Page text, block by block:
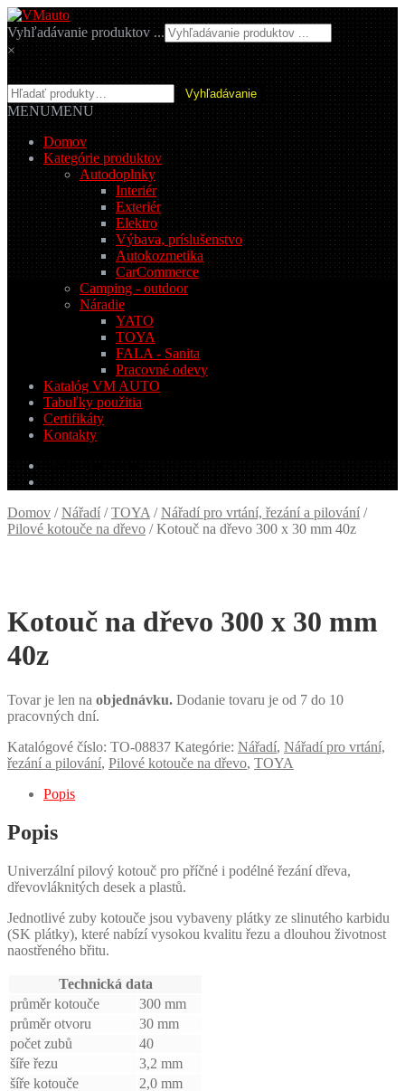
Preskočiť
na
navigáciu
Preskočiť
na
obsah
Vyhľadávanie produktov ...
×
Hľadať: Vyhľadávanie
MENUMENU
Domov
Kategórie produktov
Autodoplnky
Interiér
Exteriér
Elektro
Výbava, príslušenstvo
Autokozmetika
CarCommerce
Camping - outdoor
Náradie
YATO
TOYA
FALA - Sanita
Pracovné odevy
Katalóg VM AUTO
Tabuľky použitia
Certifikáty
Kontakty
0.00 € 0 produktov
Domov /Nářadí /TOYA /Nářadí pro vrtání, řezání a pilování /
Pilové kotouče na dřevo /Kotouč na dřevo 300 x 30 mm 40z
Kotouč na dřevo 300 x 30 mm
40z
Tovar je len na objednávku. Dodanie tovaru je od 7 do 10
pracovných dní.
Katalógové číslo: TO-08837 Kategórie: Nářadí, Nářadí pro vrtání,
řezání a pilování, Pilové kotouče na dřevo, TOYA
Popis
Popis
Univerzální pilový kotouč pro příčné i podélné řezání dřeva,
dřevovláknitých desek a plastů.
Jednotlivé zuby kotouče jsou vybaveny plátky ze slinutého karbidu
(SK plátky), které nabízí vysokou kvalitu řezu a dlouhou životnost
naostřeného břitu.
Technická data
průměr kotouče
300 mm
průměr otvoru
30 mm
počet zubů
40
šíře řezu
3,2 mm
šíře kotouče
2,0 mm